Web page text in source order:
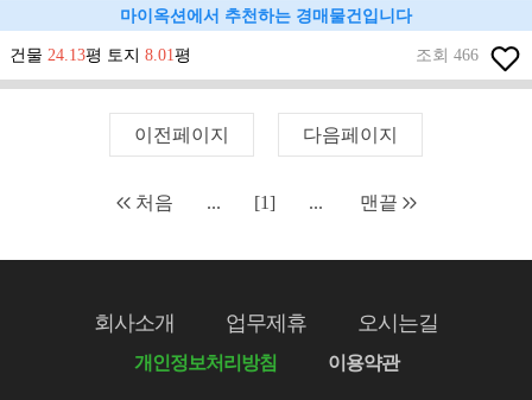
마이옥션에서 추천하는 경매물건입니다
건물 24.13평 토지 8.01평 조회 466
이전페이지 다음페이지
처음 ... [1] ... 맨끝
회사소개 업무제휴 오시는길
개인정보처리방침 이용약관